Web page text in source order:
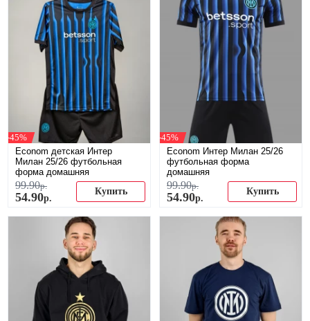
-45%
Econom детская Интер
Милан 25/26 футбольная
форма домашняя
99.90р.
54.90р.
Купить
-45%
Econom Интер Милан 25/26
футбольная форма
домашняя
99.90р.
54.90р.
Купить